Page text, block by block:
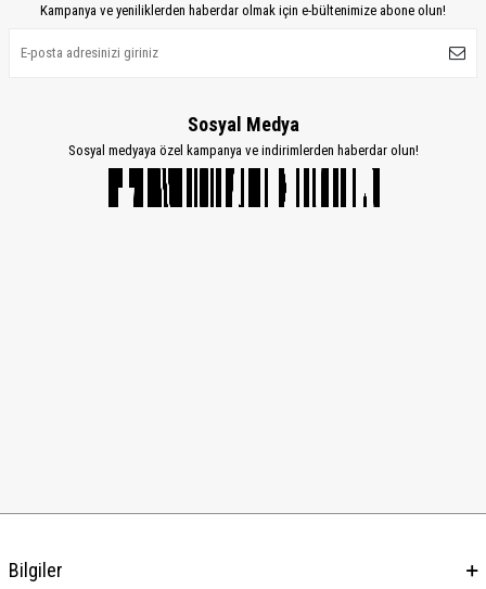
Kampanya ve yeniliklerden haberdar olmak için e-bültenimize abone olun!
Sosyal Medya
Sosyal medyaya özel kampanya ve indirimlerden haberdar olun!
Bilgiler